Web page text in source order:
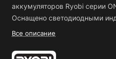
аккумуляторов Ryobi серии
Оснащено светодиодными
информируют о состоянии
А*ч всего за один час. Имеет
повреждений.
Все описание